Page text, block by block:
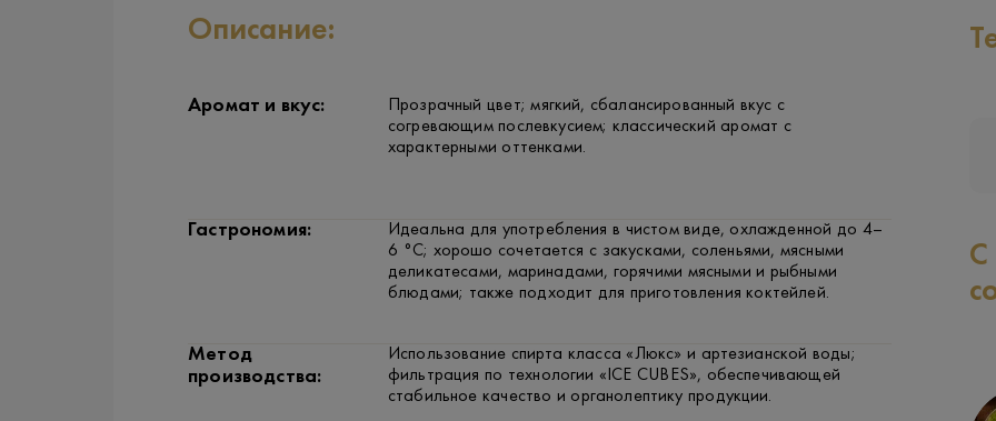
Описание:
Аромат и вкус:
Прозрачный цвет; мягкий, сбалансированный вкус с
согревающим послевкусием; классический аромат с
характерными оттенками.
Гастрономия:
Идеальна для употребления в чистом виде, охлажденной до 4–
6 °C; хорошо сочетается с закусками, соленьями, мясными
деликатесами, маринадами, горячими мясными и рыбными
блюдами; также подходит для приготовления коктейлей.
Метод
производства:
Использование спирта класса «Люкс» и артезианской воды;
фильтрация по технологии «ICE CUBES», обеспечивающей
стабильное качество и органолептику продукции.
С